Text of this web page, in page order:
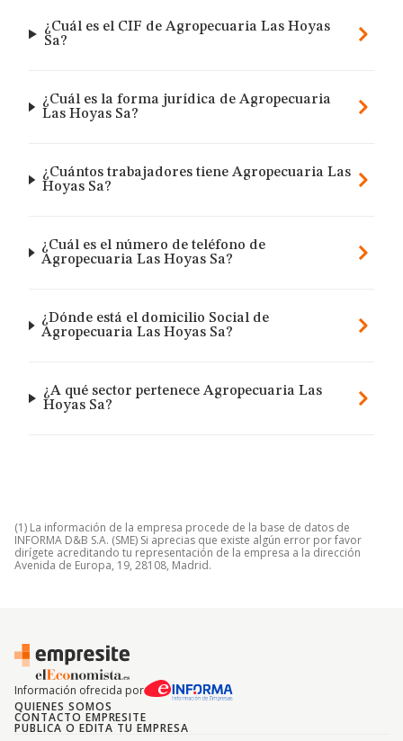
¿Cuál es el CIF de Agropecuaria Las Hoyas
Sa?
¿Cuál es la forma jurídica de Agropecuaria
Las Hoyas Sa?
¿Cuántos trabajadores tiene Agropecuaria Las
Hoyas Sa?
¿Cuál es el número de teléfono de
Agropecuaria Las Hoyas Sa?
¿Dónde está el domicilio Social de
Agropecuaria Las Hoyas Sa?
¿A qué sector pertenece Agropecuaria Las
Hoyas Sa?
(1) La información de la empresa procede de la base de datos de
INFORMA D&B S.A. (SME) Si aprecias que existe algún error por favor
dirígete acreditando tu representación de la empresa a la dirección
Avenida de Europa, 19, 28108, Madrid.
Información ofrecida por
QUIENES SOMOS
CONTACTO EMPRESITE
PUBLICA O EDITA TU EMPRESA